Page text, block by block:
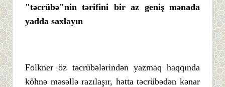
"təcrübə"nintərifini bir az geniş mənada
yadda saxlayın
Folkner öz təcrübələrindən yazmaq haqqında
köhnə məsəllə razılaşır, hətta təcrübədən kənar